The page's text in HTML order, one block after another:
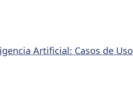
Artificial: Casos de Uso